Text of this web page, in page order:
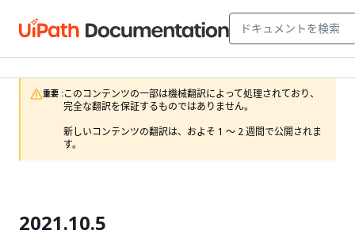
重要 :このコンテンツの一部は機械翻訳によって処理されており、
完全な翻訳を保証するものではありません。
新しいコンテンツの翻訳は、およそ 1 ～ 2 週間で公開されま
す。
2021.10.5